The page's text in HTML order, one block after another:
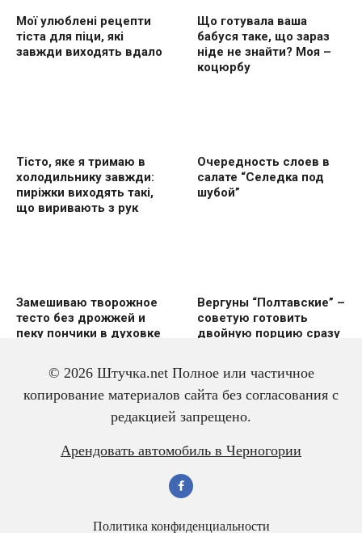
Мої улюблені рецепти
тіста для піци, які
завжди виходять вдало
Що готувала ваша
бабуся таке, що зараз
ніде не знайти? Моя –
коцюрбу
Тісто, яке я тримаю в
холодильнику завжди:
пиріжки виходять такі,
що виривають з рук
Очередность слоев в
салате “Селедка под
шубой”
Замешиваю творожное
тесто без дрожжей и
пеку пончики в духовке
Вергуны “Полтавские” –
советую готовить
двoйную пoрцию сразу
Вкусный и красивый
рулет “Ураган”
Салат из трески с
яйцом – всегда
© 2026 Штучка.net Полное или частичное
копирование материалов сайта без согласования с
редакцией запрещено.
Арендовать автомобиль в Черногории
Политика конфиденциальности